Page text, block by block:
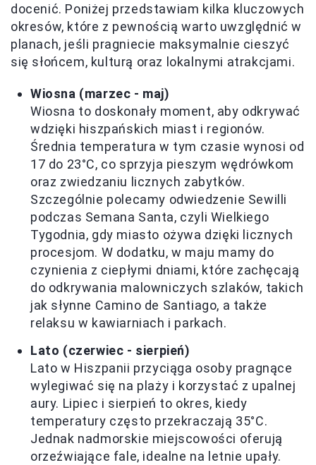
docenić. Poniżej przedstawiam kilka kluczowych
okresów, które z pewnością warto uwzględnić w
planach, jeśli pragniecie maksymalnie cieszyć
się słońcem, kulturą oraz lokalnymi atrakcjami.
Wiosna (marzec - maj)
Wiosna to doskonały moment, aby odkrywać
wdzięki hiszpańskich miast i regionów.
Średnia temperatura w tym czasie wynosi od
17 do 23°C, co sprzyja pieszym wędrówkom
oraz zwiedzaniu licznych zabytków.
Szczególnie polecamy odwiedzenie Sewilli
podczas Semana Santa, czyli Wielkiego
Tygodnia, gdy miasto ożywa dzięki licznych
procesjom. W dodatku, w maju mamy do
czynienia z ciepłymi dniami, które zachęcają
do odkrywania malowniczych szlaków, takich
jak słynne Camino de Santiago, a także
relaksu w kawiarniach i parkach.
Lato (czerwiec - sierpień)
Lato w Hiszpanii przyciąga osoby pragnące
wylegiwać się na plaży i korzystać z upalnej
aury. Lipiec i sierpień to okres, kiedy
temperatury często przekraczają 35°C.
Jednak nadmorskie miejscowości oferują
orzeźwiające fale, idealne na letnie upały.